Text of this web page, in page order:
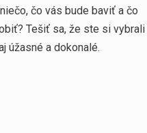
čo vás bude baviť a čo
Tešiť sa, že ste si vybrali
úžasné a dokonalé.